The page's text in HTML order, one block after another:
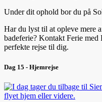
Under dit ophold bor du på
Har du lyst til at opleve mere
badeferie? Kontakt Ferie
perfekte rejse til dig.
Dag 15 - Hjemrejse